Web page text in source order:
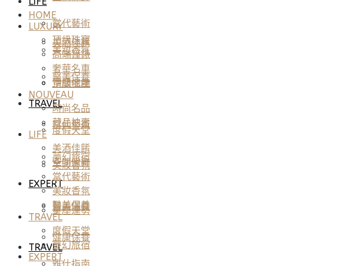
美酒佳餚
空間傢飾
當代藝術
美妝香氛
醫美保養
TRAVEL
當代藝術
美妝香氛
醫美保養
TRAVEL
度假天堂
夢幻旅宿
EXPERT
星座運勢
健康保養
HOME
LUXURY
頂級珠寶
高端鐘錶
奢華名車
頂級地產
NOUVEAU
時尚名品
藏品拍賣
LIFE
美酒佳餚
空間傢飾
當代藝術
美妝香氛
醫美保養
TRAVEL
度假天堂
夢幻旅宿
EXPERT